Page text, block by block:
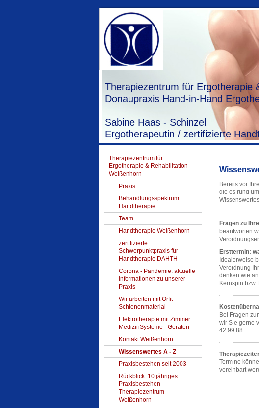
Therapiezentrum für Ergotherapie
Donaupraxis Hand-in-Hand
Sabine Haas - Schinzel
Ergotherapeutin / zertifizierte
Therapiezentrum für
Ergotherapie & Rehabilitation
Weißenhorn
Praxis
Behandlungsspektrum
Handtherapie
Team
Handtherapie Weißenhorn
zertifizierte
Schwerpunktpraxis für
Handtherapie DAHTH
Corona - Pandemie: aktuelle
Informationen zu unserer
Praxis
Wir arbeiten mit Orfit -
Schienenmaterial
Elektrotherapie mit Zimmer
MedizinSysteme - Geräten
Kontakt Weißenhorn
Wissenswertes A - Z
Praxisbestehen seit 2003
Rückblick: 10 jähriges
Praxisbestehen
Therapiezentrum
Weißenhorn
Bereits vor
die es rund
Fragen zu
beantworten
Ersttermin:
Idealerweise
Verordnung
denken wie
Kernspin bzw.
Bei Fragen
wir Sie gerne
42 99 88.
Termine
vereinbart